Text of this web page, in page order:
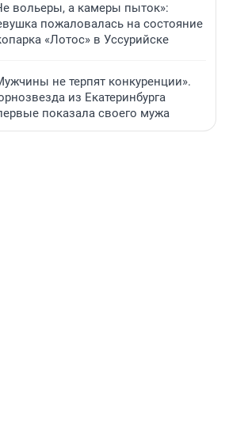
вольеры, а камеры пыток»:
пожаловалась на состояние
«Лотос» в Уссурийске
не терпят конкуренции».
из Екатеринбурга
показала своего мужа